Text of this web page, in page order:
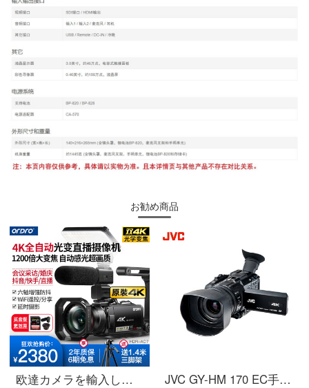
お勧め商品
欧達カメラを輸入して4 K高精細デジタル専門のデジタルDVを撮影して一体機の10倍の光を撮影して120倍知能ズームの6軸を強化して手ぶれを防ぎます。
JVC GY-HM 170 EC手持ち式4 Kフルハイビジョンカメラ/カメラ専門会議/インタビューソリューション12倍光学ズーム